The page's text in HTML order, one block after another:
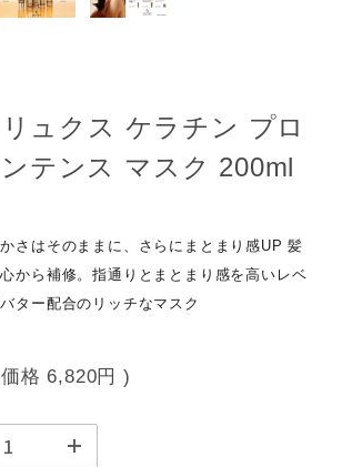
ュクス ケラチン プロ
テンス マスク 200ml
さはそのままに、さらにまとまり感UP 髪
から補修。指通りとまとまり感を高いレベ
ター配合のリッチなマスク
格 6,820円 )